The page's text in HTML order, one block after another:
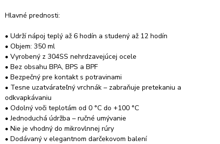
doplnkom vašej tašky či batohu každý deň. Či už idete do školy,
poruke – v správnej teplote.
Kráčajte s nami zelenou cestou!
Naplňte svoj termohrnček každý deň a ušetrite aspoň jeden
jednorazový pohár denne – malý krok pre vás, veľký prínos pre
planétu.
Tip:
Ak vnútro hrnčeka zafarbí čaj alebo káva, nechajte ho 30 minút
odmočiť v octe a potom dôkladne vypláchnite.
Hlavné prednosti:
• Udrží nápoj teplý až 6 hodín a studený až 12 hodín
• Objem: 350 ml
• Vyrobený z 304SS nehrdzavejúcej ocele
• Bez obsahu BPA, BPS a BPF
• Bezpečný pre kontakt s potravinami
• Tesne uzatvárateľný vrchnák – zabraňuje pretekaniu a
odkvapkávaniu
• Odolný voči teplotám od 0 °C do +100 °C
• Jednoduchá údržba – ručné umývanie
• Nie je vhodný do mikrovlnnej rúry
• Dodávaný v elegantnom darčekovom balení